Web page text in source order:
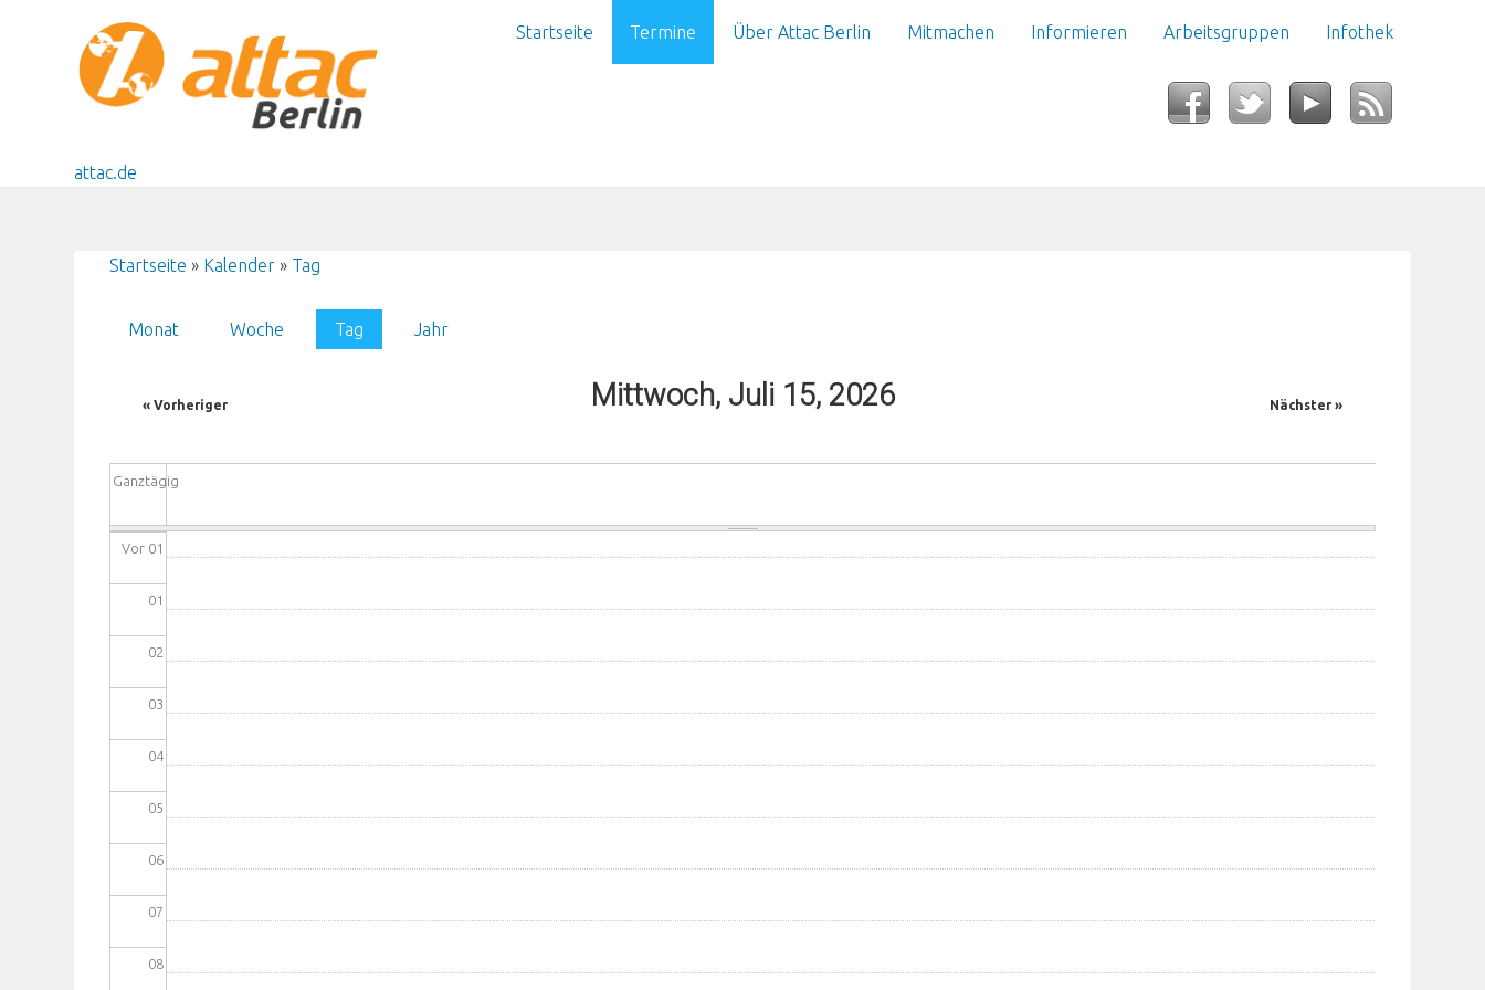
attac.de
Startseite Termine Über Attac Berlin Mitmachen Informieren Arbeitsgruppen Infothek
Startseite » Kalender » Tag
Monat Woche Tag (aktiver Reiter)
Jahr
Mittwoch, Juli 15, 2026
« Vorheriger Nächster »
Ganztägig
Vor 01
01
02
03
04
05
06
07
08